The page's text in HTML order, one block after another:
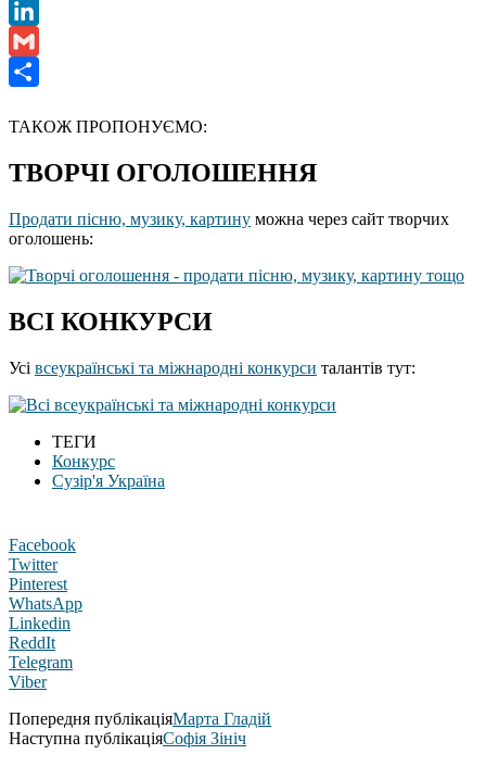
Messenger
LinkedIn
Gmail
ТАКОЖ ПРОПОНУЄМО:
ТВОРЧІ ОГОЛОШЕННЯ
Продати пісню, музику, картину можна через сайт творчих
оголошень:
ВСІ КОНКУРСИ
Усі всеукраїнські та міжнародні конкурси талантів тут:
ТЕГИ
Конкурс
Сузір'я Україна
Facebook
Twitter
Pinterest
WhatsApp
Linkedin
ReddIt
Telegram
Viber
Попередня публікаціяМарта Гладій
Наступна публікаціяСофія Зініч